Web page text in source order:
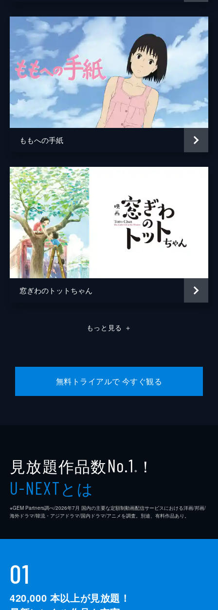
川口典孝
ももへの手紙
窓ぎわのトットちゃん
もっと見る ＋
無料トライアルで 今すぐ観る
見放題作品数No.1 ※ ！
U-NEXTとは
※GEM Partners調べ/2026年7⽉ 国内の主要な定額制動画配信サービスにおける洋画/邦画/
海外ドラマ/韓流・アジアドラマ/国内ドラマ/アニメを調査。別途、有料作品あり。
01
420,000 本以上が見放題！